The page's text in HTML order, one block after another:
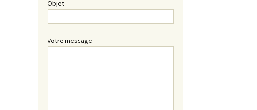
Objet
Votre message